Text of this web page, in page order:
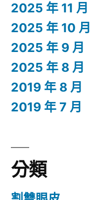
2025 年 11 月
2025 年 10 月
2025 年 9 月
2025 年 8 月
2019 年 8 月
2019 年 7 月
分類